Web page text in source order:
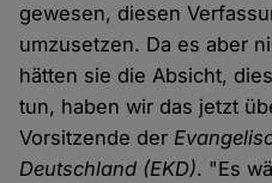
gewesen, diesen
umzusetzen. Da es aber
hätten sie die Absicht,
tun, haben wir das jetzt
Vorsitzende der
Deutschland (EKD). "Es